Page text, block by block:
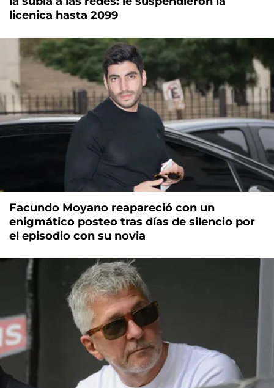
licenica hasta 2099
Facundo Moyano reapareció con un
enigmático posteo tras días de silencio por
el episodio con su novia